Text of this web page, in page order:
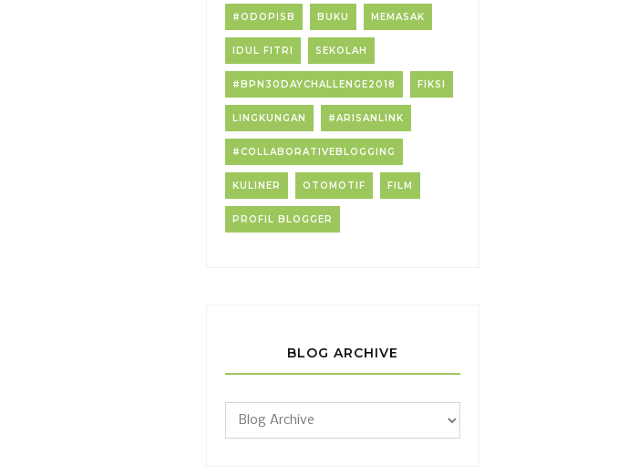
#ODOPISB BUKU MEMASAK
IDUL FITRI SEKOLAH
#BPN30DAYCHALLENGE2018 FIKSI
LINGKUNGAN #ARISANLINK
#COLLABORATIVEBLOGGING
KULINER OTOMOTIF FILM
PROFIL BLOGGER
BLOG ARCHIVE